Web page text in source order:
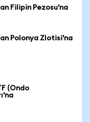
Filipin Pezosu'na
Polonya Zlotisi'na
(Ondo